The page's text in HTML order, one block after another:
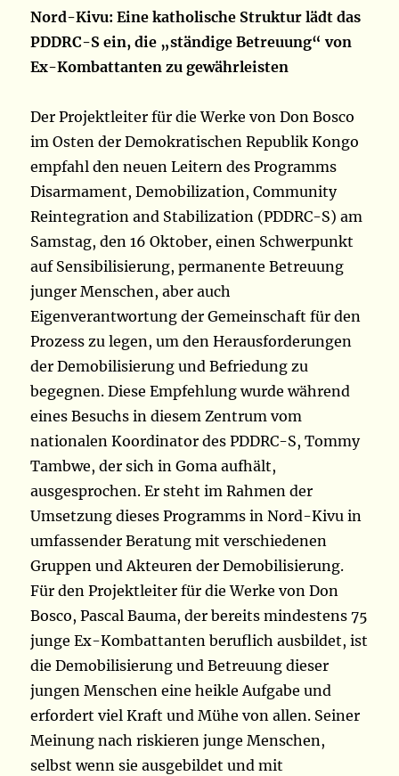
Nord-Kivu: Eine katholische Struktur lädt das
PDDRC-S ein, die „ständige Betreuung“ von
Ex-Kombattanten zu gewährleisten
Der Projektleiter für die Werke von Don Bosco
im Osten der Demokratischen Republik Kongo
empfahl den neuen Leitern des Programms
Disarmament, Demobilization, Community
Reintegration and Stabilization (PDDRC-S) am
Samstag, den 16 Oktober, einen Schwerpunkt
auf Sensibilisierung, permanente Betreuung
junger Menschen, aber auch
Eigenverantwortung der Gemeinschaft für den
Prozess zu legen, um den Herausforderungen
der Demobilisierung und Befriedung zu
begegnen. Diese Empfehlung wurde während
eines Besuchs in diesem Zentrum vom
nationalen Koordinator des PDDRC-S, Tommy
Tambwe, der sich in Goma aufhält,
ausgesprochen. Er steht im Rahmen der
Umsetzung dieses Programms in Nord-Kivu in
umfassender Beratung mit verschiedenen
Gruppen und Akteuren der Demobilisierung.
Für den Projektleiter für die Werke von Don
Bosco, Pascal Bauma, der bereits mindestens 75
junge Ex-Kombattanten beruflich ausbildet, ist
die Demobilisierung und Betreuung dieser
jungen Menschen eine heikle Aufgabe und
erfordert viel Kraft und Mühe von allen. Seiner
Meinung nach riskieren junge Menschen,
selbst wenn sie ausgebildet und mit